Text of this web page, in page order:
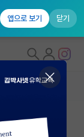
앱으로 보기 닫기